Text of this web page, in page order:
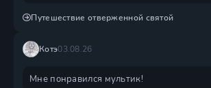
Путешествие отверженной святой
Котэ03.08.26
Мне понравился мультик!